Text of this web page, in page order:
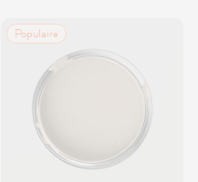
Populaire